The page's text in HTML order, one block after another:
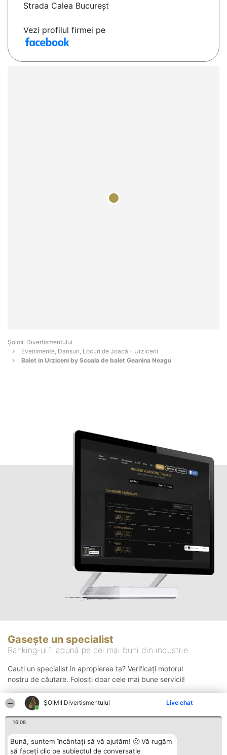
ŞOIMII Divertismentului Live chat
16:08
Bună, suntem încântați să vă ajutăm! 🙂 Vă rugăm
să faceți clic pe subiectul de conversație
Strada Calea Bucureșt
Vezi profilul firmei pe
Şoimii Divertismentului
Evenimente, Dansuri, Locuri de Joacă - Urziceni
Balet in Urziceni by Scoala de balet Geanina Neagu
Gasește un specialist
Ranking-ul îi adună pe cei mai buni din industrie
Cauți un specialist in apropierea ta? Verificați motorul
nostru de căutare. Folosiți doar cele mai bune servicii!